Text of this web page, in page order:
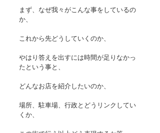
まず、なぜ我々がこんな事をしているの
か、
これから先どうしていくのか、
やはり答えを出すには時間が足りなかっ
たという事と、
どんなお店を紹介したいのか、
場所、駐車場、行政とどうリンクしてい
くか、